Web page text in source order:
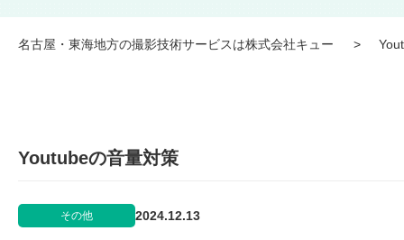
名古屋・東海地方の撮影技術サービスは株式会社キュー
Youtubeの音量対策
その他 2024.12.13